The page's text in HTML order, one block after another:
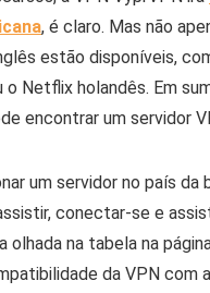
, é claro. Mas não
estão disponíveis,
o Netflix holandês. Em
encontrar um servidor
um servidor no país da
conectar-se e
olhada na tabela na
da VPN com